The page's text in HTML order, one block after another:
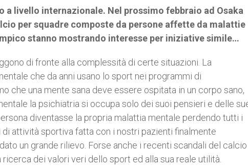
a livello internazionale. Nel prossimo febbraio ad Osaka
per squadre composte da persone affette da malattie
stanno mostrando interesse per iniziative simile…
di fronte alla complessità di certe situazioni. La
che da anni usano lo sport nei programmi di
che una mente sana deve essere ospitata in un corpo sano,
la psichiatria si occupa solo dei suoi pensieri e delle
diventasse la propria malattia mentale perdendo tutti i
attività sportiva fatta con i nostri pazienti finalmente
un grande rilievo. Forse anche i recenti scandali del calcio
dei valori veri dello sport ed alla sua reale utilità.